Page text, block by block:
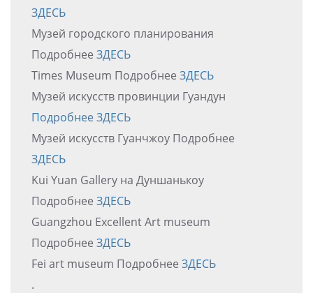
ЗДЕСЬ
Музей городского планирования
Подробнее ЗДЕСЬ
Times Museum Подробнее ЗДЕСЬ
Музей искусств провинции Гуандун
Подробнее ЗДЕСЬ
Музей искусств Гуанчжоу Подробнее
ЗДЕСЬ
Kui Yuan Gallery на Дуншанькоу
Подробнее ЗДЕСЬ
Guangzhou Excellent Art museum
Подробнее ЗДЕСЬ
Fei art museum Подробнее ЗДЕСЬ
.